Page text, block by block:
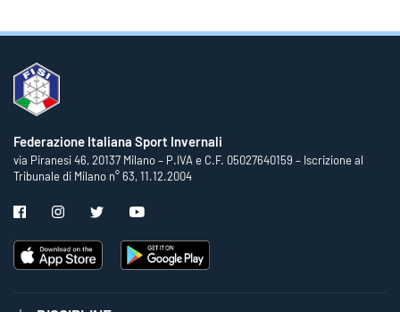
Federazione Italiana Sport Invernali
via Piranesi 46, 20137 Milano – P.IVA e C.F. 05027640159 – Iscrizione al
Tribunale di Milano n° 63, 11.12.2004